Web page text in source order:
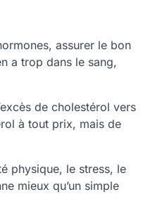
assurer le bon
a trop dans le sang,
de cholestérol vers
à tout prix, mais de
physique, le stress, le
mieux qu’un simple